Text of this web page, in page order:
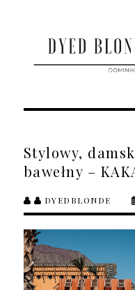
Stylowy,
bawełny –
DYEDBLONDE